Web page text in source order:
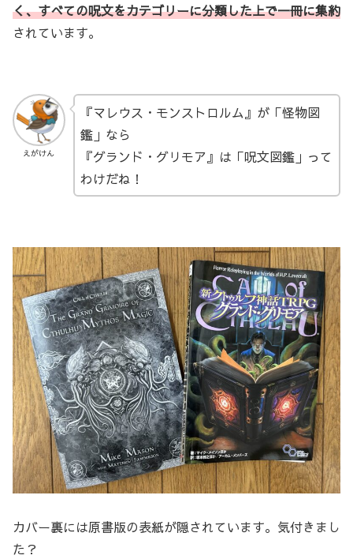
く、すべての呪文をカテゴリーに分類した上で一冊に集約
されています。
えがけん
『マレウス・モンストロルム』が「怪物図
鑑」なら
『グランド・グリモア』は「呪文図鑑」って
わけだね！
カバー裏には原書版の表紙が隠されています。気付きまし
た？